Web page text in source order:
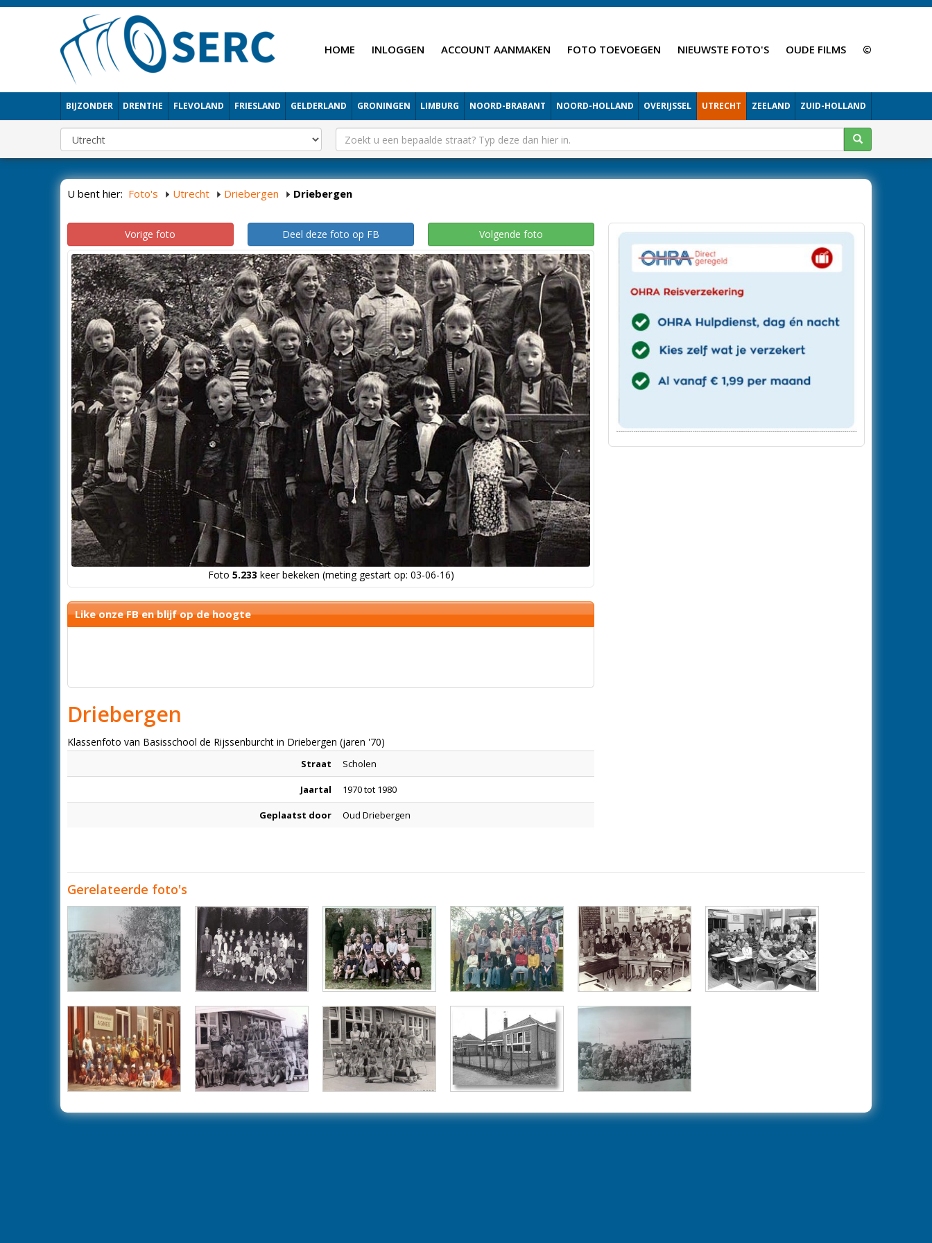
HOME INLOGGEN ACCOUNT AANMAKEN FOTO TOEVOEGEN NIEUWSTE FOTO'S OUDE FILMS ©
BIJZONDER DRENTHE FLEVOLAND FRIESLAND GELDERLAND GRONINGEN LIMBURG NOORD-BRABANT NOORD-HOLLAND OVERIJSSEL UTRECHT ZEELAND ZUID-HOLLAND
U bent hier: Foto's Utrecht Driebergen Driebergen
Vorige foto Deel deze foto op FB Volgende foto
Foto 5.233 keer bekeken (meting gestart op: 03-06-16)
Like onze FB en blijf op de hoogte
Driebergen
Klassenfoto van Basisschool de Rijssenburcht in Driebergen (jaren '70)
Straat Scholen
Jaartal 1970 tot 1980
Geplaatst door Oud Driebergen
Gerelateerde foto's